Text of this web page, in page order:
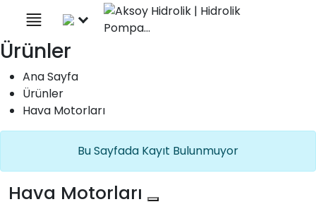
Bizi Takip Edin
Ürünler
Ana Sayfa
Ürünler
Hava Motorları
Hava Motorları
Bu Sayfada Kayıt Bulunmuyor